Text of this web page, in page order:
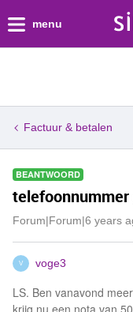
menu
Factuur & betalen
BEANTWOORD
Forum|Forum|6 years
V voge3
LS. Ben vanavond
krijg nu een nota van